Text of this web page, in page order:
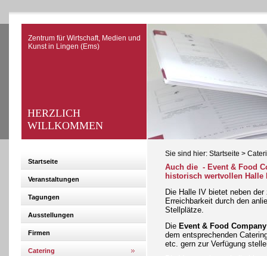
Zentrum für Wirtschaft, Medien und
Kunst in Lingen (Ems)
HERZLICH
WILLKOMMEN
Startseite
Veranstaltungen
Tagungen
Ausstellungen
Firmen
Catering
Sie sind hier: Startseite >
Auch die - Event & Food
historisch wertvollen
Die Halle IV bietet neben
Erreichbarkeit durch den
Stellplätze.
Die Event & Food
dem entsprechenden
etc. gern zur Verfügung